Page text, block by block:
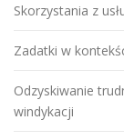
Skorzystania z
Zadatki w
Odzyskiwanie
windykacji